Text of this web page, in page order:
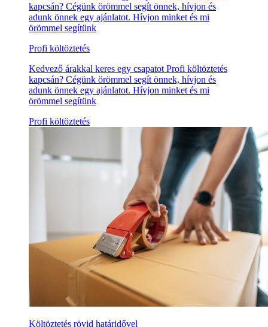
kapcsán? Cégünk örömmel segít önnek, hívjon és
adunk önnek egy ajánlatot. Hívjon minket és mi
örömmel segítünk
Profi költöztetés
Kedvező árakkal keres egy csapatot Profi költöztetés
kapcsán? Cégünk örömmel segít önnek, hívjon és
adunk önnek egy ajánlatot. Hívjon minket és mi
örömmel segítünk
Profi költöztetés
Költöztetés rövid határidővel